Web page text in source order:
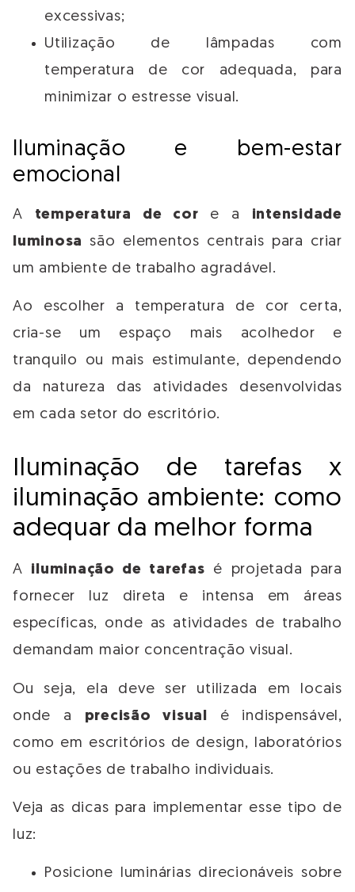
excessivas;
Utilização de lâmpadas com
temperatura de cor adequada, para
minimizar o estresse visual.
Iluminação e bem-estar
emocional
A temperatura de cor e a intensidade
luminosa
são elementos centrais para criar
um ambiente de trabalho agradável.
Ao escolher a temperatura de cor certa,
cria-se um espaço mais acolhedor e
tranquilo ou mais estimulante, dependendo
da natureza das atividades desenvolvidas
em cada setor do escritório.
Iluminação de tarefas x
iluminação ambiente: como
adequar da melhor forma
A iluminação de tarefas é projetada para
fornecer luz direta e intensa em áreas
específicas, onde as atividades de trabalho
demandam maior concentração visual.
Ou seja, ela deve ser utilizada em locais
onde a precisão visual
é indispensável,
como em escritórios de design, laboratórios
ou estações de trabalho individuais.
Veja as dicas para implementar esse tipo de
luz:
Posicione luminárias direcionáveis sobre